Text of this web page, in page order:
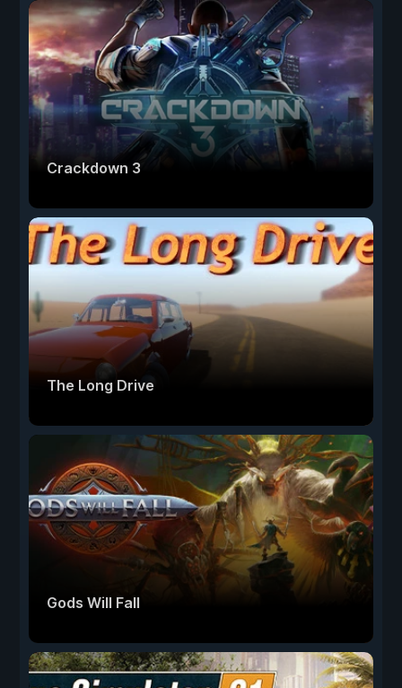
Crackdown 3
The Long Drive
Gods Will Fall